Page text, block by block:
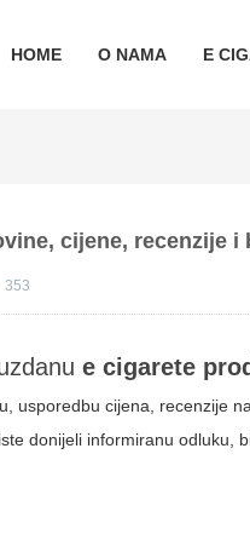
HOME O NAMA E
cijene, recenzije i
353
e cigarete
usporedbu cijena, recenzije
donijeli informiranu odluku,